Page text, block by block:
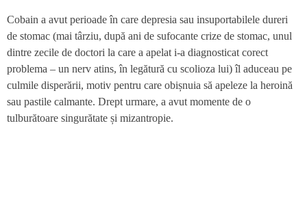
Cobain a avut perioade în care depresia sau insuportabilele dureri
de stomac (mai târziu, după ani de sufocante crize de stomac, unul
dintre zecile de doctori la care a apelat i-a diagnosticat corect
problema – un nerv atins, în legătură cu scolioza lui) îl aduceau pe
culmile disperării, motiv pentru care obișnuia să apeleze la heroină
sau pastile calmante. Drept urmare, a avut momente de o
tulburătoare singurătate și mizantropie.